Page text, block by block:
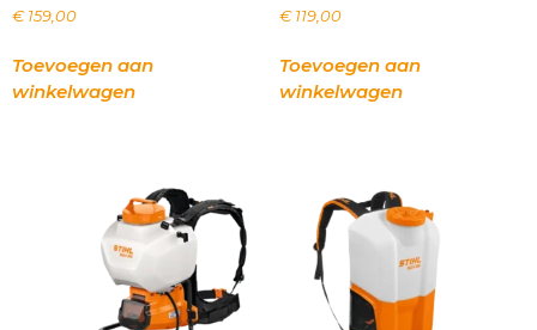
€159,00
Toevoegen aan
winkelwagen
€119,00
Toevoegen aan
winkelwagen